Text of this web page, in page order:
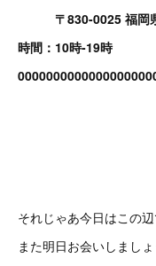
〒830-0025 福岡県
時間：10時-19時
それじゃあ今日はこの辺
また明日お会いしまし